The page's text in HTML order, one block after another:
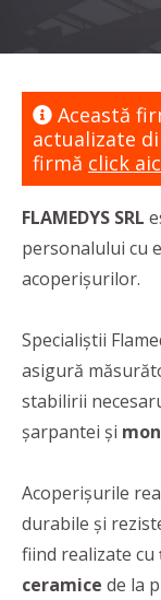
Această
actualizate
firmă click
FLAMEDYS SRL
personalului cu
acoperișurilor.
Specialiștii
asigură
stabilirii
șarpantei și
Acoperișurile
durabile și
fiind realizate cu
ceramice de la